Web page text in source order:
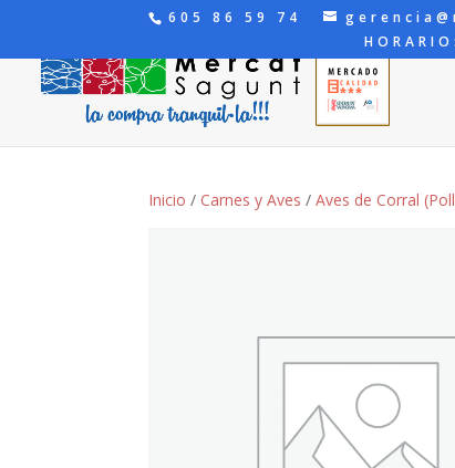
605 86 59 74
Inicio / Carnes y Aves /Aves de Corral